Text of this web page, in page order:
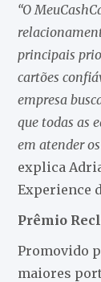
“O
principais
cartões
empresa
que todas as
em atender
explica
Experience
Prêmio
Promovido
maiores